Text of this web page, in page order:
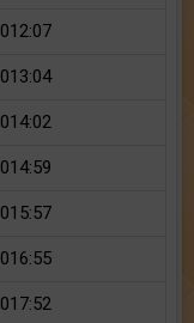
012:07
013:04
014:02
014:59
015:57
016:55
017:52